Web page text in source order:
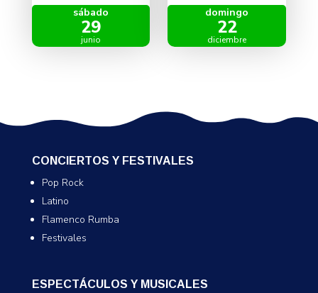
sábado
29
junio
domingo
22
diciembre
CONCIERTOS Y FESTIVALES
Pop Rock
Latino
Flamenco Rumba
Festivales
ESPECTÁCULOS Y MUSICALES